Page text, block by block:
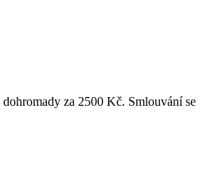
za 2500 Kč. Smlouvání se